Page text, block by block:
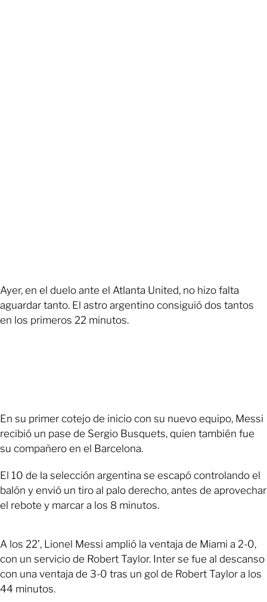
Ayer, en el duelo ante el Atlanta United, no hizo falta
aguardar tanto. El astro argentino consiguió dos tantos
en los primeros 22 minutos.
En su primer cotejo de inicio con su nuevo equipo, Messi
recibió un pase de Sergio Busquets, quien también fue
su compañero en el Barcelona.
El 10 de la selección argentina se escapó controlando el
balón y envió un tiro al palo derecho, antes de aprovechar
el rebote y marcar a los 8 minutos.
A los 22’, Lionel Messi amplió la ventaja de Miami a 2-0,
con un servicio de Robert Taylor. Inter se fue al descanso
con una ventaja de 3-0 tras un gol de Robert Taylor a los
44 minutos.